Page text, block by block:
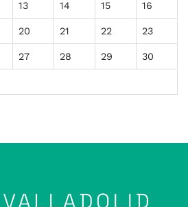
13 14 15 16
20 21 22 23
27 28 29 30